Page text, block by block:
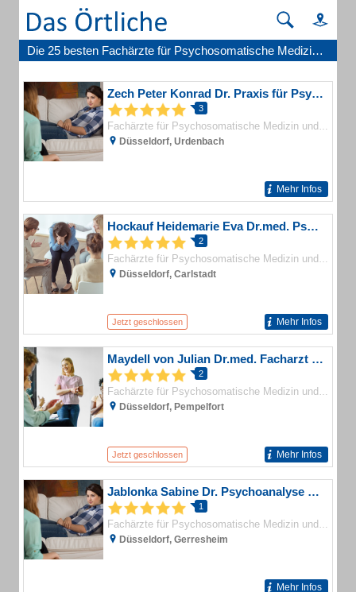
Die 25 besten Fachärzte für Psychosomatische Medizin und Psychotherapie in Düsseldorf
Zech Peter Konrad Dr. Praxis für Psychosomatische Medizin und Psychotherapie
3
Fachärzte für Psychosomatische Medizin und Psychotherapie
Düsseldorf, Urdenbach
Mehr Infos
Hockauf Heidemarie Eva Dr.med. Psychotherapie-Psychoanalyse-Psychosomatik
2
Fachärzte für Psychosomatische Medizin und Psychotherapie
Düsseldorf, Carlstadt
Jetzt geschlossen Mehr Infos
Maydell von Julian Dr.med. Facharzt für Psychosomatische Medizin und Psychotherapie
2
Fachärzte für Psychosomatische Medizin und Psychotherapie
Düsseldorf, Pempelfort
Jetzt geschlossen Mehr Infos
Jablonka Sabine Dr. Psychoanalyse und Psychotherapie
1
Fachärzte für Psychosomatische Medizin und Psychotherapie
Düsseldorf, Gerresheim
Mehr Infos